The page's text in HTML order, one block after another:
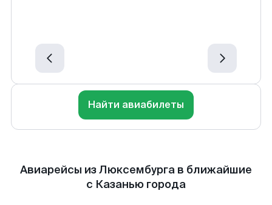
Найти авиабилеты
Авиарейсы из Люксембурга в ближайшие
с Казанью города